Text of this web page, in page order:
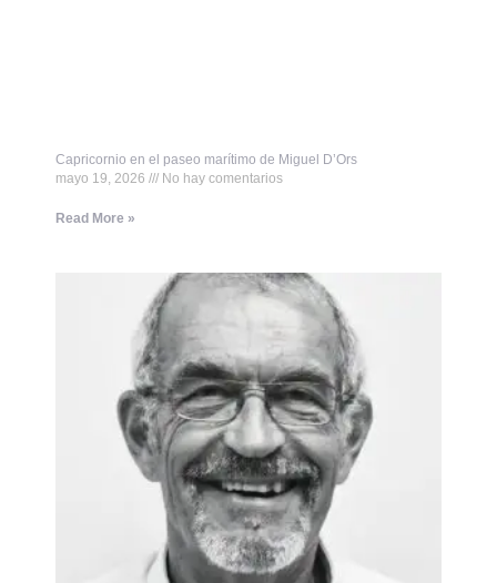
Capricornio en el paseo marítimo de Miguel D’Ors
mayo 19, 2026
No hay comentarios
Read More »